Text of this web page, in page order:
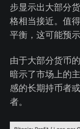
步显示出大部分
格相当接近。值
平衡，这可能预
由于大部分货币
暗示了市场上的
感的长期持币者
者。